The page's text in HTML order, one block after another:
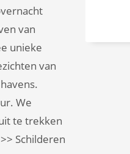
van
unieke
van
We
te trekken
Schilderen